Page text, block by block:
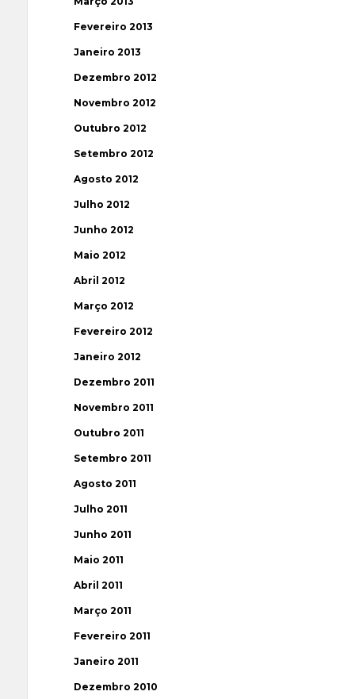
Fevereiro 2013
Janeiro 2013
Dezembro 2012
Novembro 2012
Outubro 2012
Setembro 2012
Agosto 2012
Julho 2012
Junho 2012
Maio 2012
Abril 2012
Março 2012
Fevereiro 2012
Janeiro 2012
Dezembro 2011
Novembro 2011
Outubro 2011
Setembro 2011
Agosto 2011
Julho 2011
Junho 2011
Maio 2011
Abril 2011
Março 2011
Fevereiro 2011
Janeiro 2011
Dezembro 2010